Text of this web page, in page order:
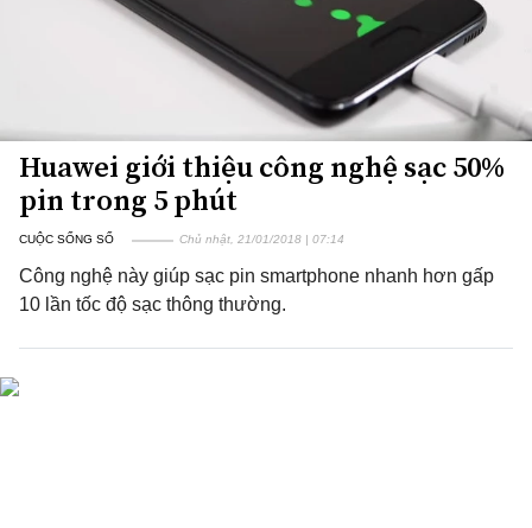
Huawei giới thiệu công nghệ sạc 50%
pin trong 5 phút
CUỘC SỐNG SỐ Chủ nhật, 21/01/2018 | 07:14
Công nghệ này giúp sạc pin smartphone nhanh hơn gấp
10 lần tốc độ sạc thông thường.